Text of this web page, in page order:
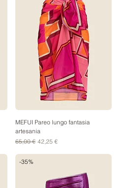
MEFUI Pareo lungo fantasia
artesania
Prezzo regolare
65,00 € Prezzo scontato
42,25 €
-35%